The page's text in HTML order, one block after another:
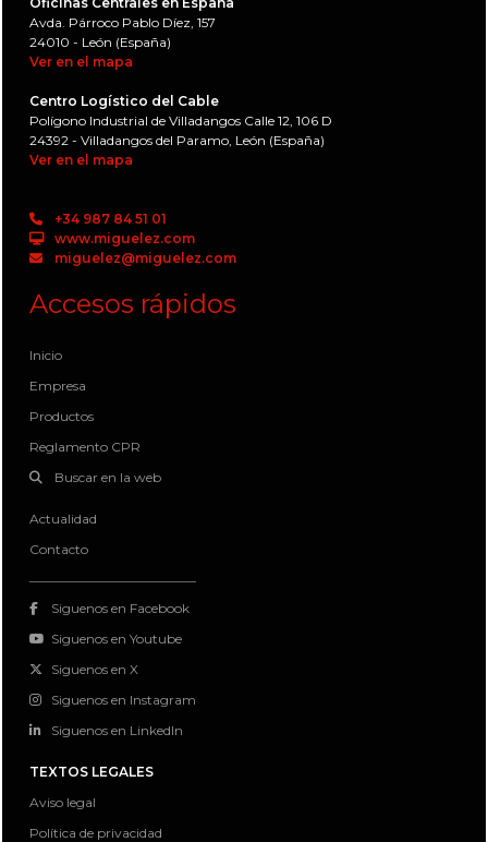
Avda. Párroco Pablo Díez, 157
24010 - León (España)
Ver en el mapa
Centro Logístico del Cable
Polígono Industrial de Villadangos Calle 12, 106 D
24392 - Villadangos del Paramo, León (España)
Ver en el mapa
+34 987 84 51 01
www.miguelez.com
miguelez@miguelez.com
Accesos rápidos
Inicio
Empresa
Productos
Reglamento CPR
Buscar en la web
Actualidad
Contacto
Siguenos en Facebook
Siguenos en Youtube
Siguenos en X
Siguenos en Instagram
Siguenos en LinkedIn
TEXTOS LEGALES
Aviso legal
Política de privacidad